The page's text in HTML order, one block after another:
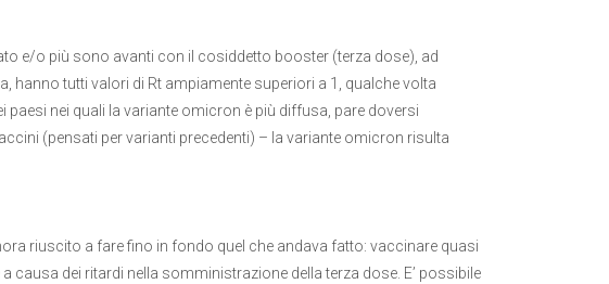
e/o più sono avanti con il cosiddetto booster (terza dose), ad
hanno tutti valori di Rt ampiamente superiori a 1, qualche volta
nei quali la variante omicron è più diffusa, pare doversi
(pensati per varianti precedenti) – la variante omicron risulta
riuscito a fare fino in fondo quel che andava fatto: vaccinare quasi
causa dei ritardi nella somministrazione della terza dose. E’ possibile